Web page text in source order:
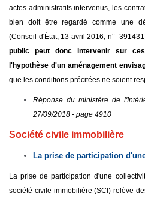
actes administratifs intervenus, les
bien doit être regardé comme une
(Conseil d'État, 13 avril 2016, n°
public peut donc intervenir sur
l'hypothèse d'un aménagement
que les conditions précitées ne soient
Réponse du ministère de
27/09/2018 - page 4910
Société civile immobilière
La prise de participation
La prise de participation d'une
société civile immobilière (SCI) relève